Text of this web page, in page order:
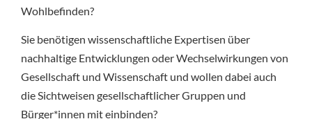
Wohlbefinden?
Sie benötigen wissenschaftliche Expertisen über
nachhaltige Entwicklungen oder Wechselwirkungen von
Gesellschaft und Wissenschaft und wollen dabei auch
die Sichtweisen gesellschaftlicher Gruppen und
Bürger*innen mit einbinden?